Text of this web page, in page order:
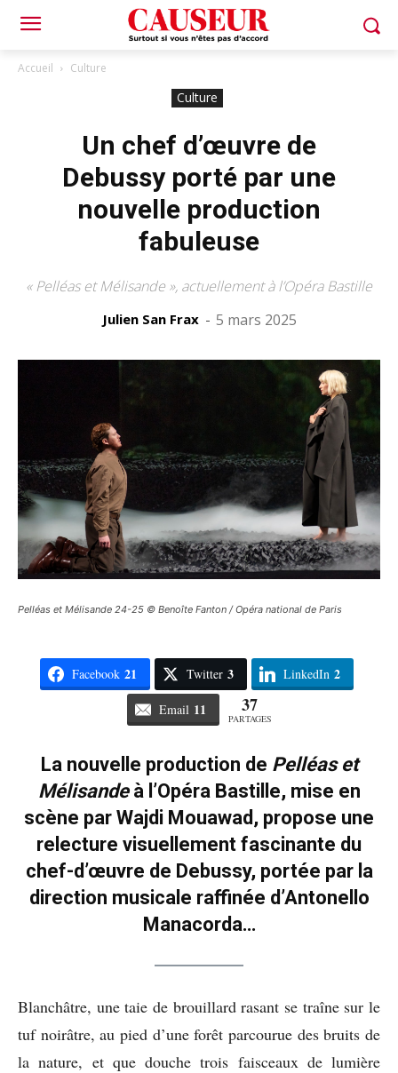
Accueil Culture
Culture
Un chef d’œuvre de
Debussy porté par une
nouvelle production
fabuleuse
« Pelléas et Mélisande », actuellement à l’Opéra Bastille
Julien San Frax - 5 mars 2025
Pelléas et Mélisande 24-25 © Benoîte Fanton / Opéra national de Paris
Facebook 21 Twitter 3 LinkedIn 2
Email 11 37
PARTAGES
La nouvelle production de Pelléas et
Mélisandeà l’Opéra Bastille, mise en
scène par Wajdi Mouawad, propose une
relecture visuellement fascinante du
chef-d’œuvre de Debussy, portée par la
direction musicale raffinée d’Antonello
Manacorda…
Blanchâtre, une taie de brouillard rasant se traîne sur le
tuf noirâtre, au pied d’une forêt parcourue des bruits de
la nature, et que douche trois faisceaux de lumière